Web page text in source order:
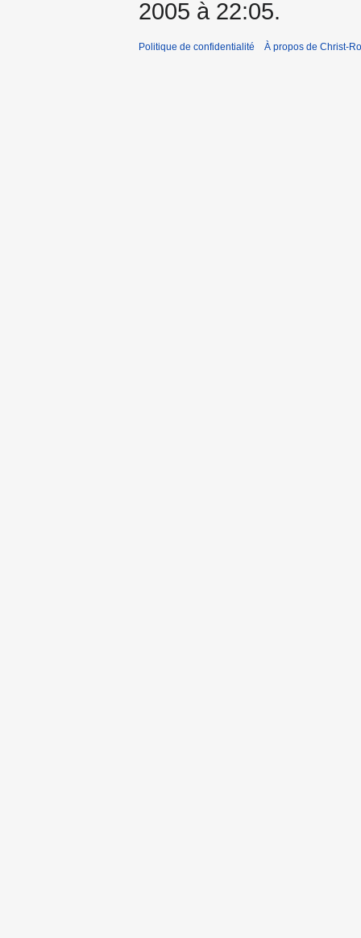
2005 à 22:05.
Politique de confidentialité À propos de Christ-